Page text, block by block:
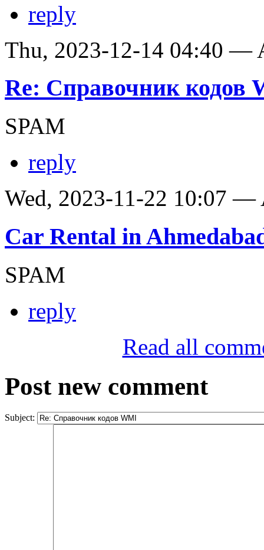
reply
Thu, 2023-12-14 04:40 —
Re: Справочник кодов
SPAM
reply
Wed, 2023-11-22 10:07 —
Car Rental in
SPAM
reply
Read all
Post new comment
Subject: